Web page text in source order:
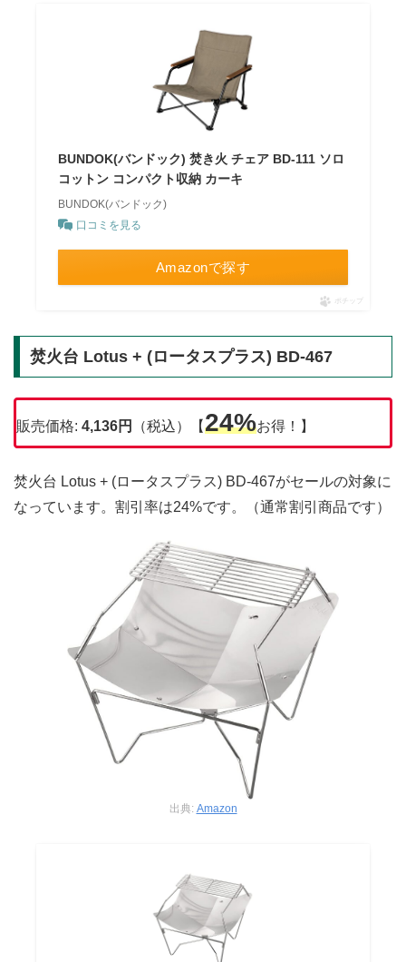
BUNDOK(バンドック) 焚き火 チェア BD-111 ソロ
コットン コンパクト収納 カーキ
BUNDOK(バンドック)
口コミを見る
Amazonで探す
ポチップ
焚火台 Lotus + (ロータスプラス) BD-467
販売価格: 4,136円 （税込）【24%お得！】
焚火台 Lotus + (ロータスプラス) BD-467がセールの対象に
なっています。割引率は24%です。（通常割引商品です）
出典: Amazon